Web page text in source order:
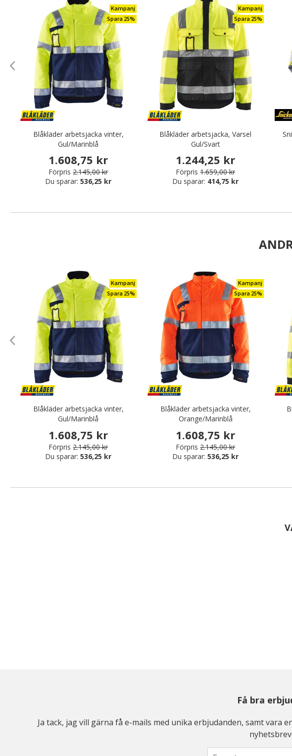
Kampanj
Spara 25%
Blåkläder arbetsjacka vinter,
Gul/Marinblå
1.608,75 kr
Förpris 2.145,00 kr
Du sparar:536,25 kr
Kampanj
Spara 25%
Blåkläder arbetsjacka, Varsel
Gul/Svart
1.244,25 kr
Förpris 1.659,00 kr
Du sparar: 414,75 kr
Kampanj
Spara 25%
Blåkläder arbetsjacka vinter,
Gul/Marinblå
1.608,75 kr
Förpris 2.145,00 kr
Du sparar:536,25 kr
Kampanj
Spara 25%
Blåkläder arbetsjacka vinter,
Orange/Marinblå
1.608,75 kr
Förpris 2.145,00 kr
Du sparar:536,25 kr
Få bra
Ja tack, jag vill gärna få e-mails med unika erbjudanden, samt